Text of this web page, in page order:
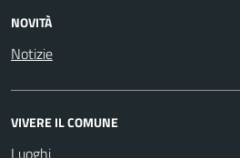
NOVITÀ
Notizie
VIVERE IL COMUNE
Luoghi